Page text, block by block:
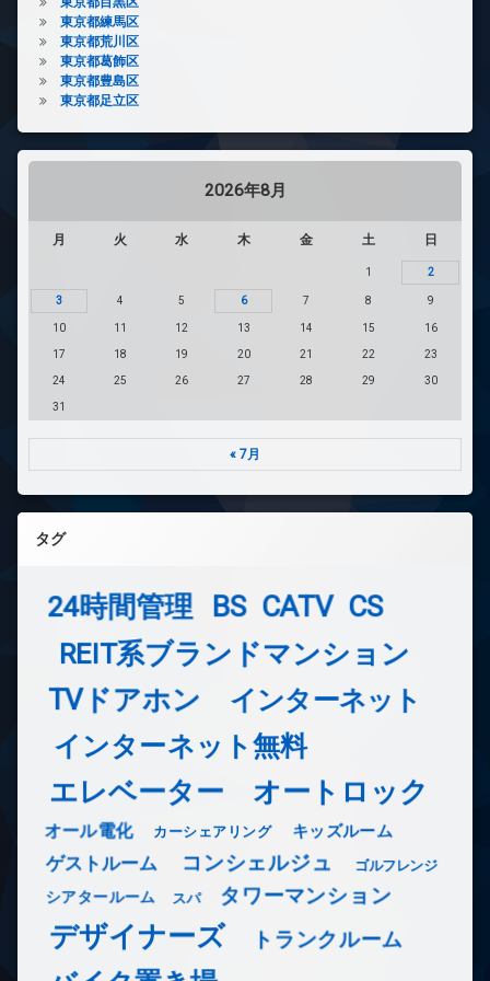
東京都練馬区
東京都荒川区
東京都葛飾区
東京都豊島区
東京都足立区
2026年8月
月 火 水 木 金 土 日
1 2
3 4 5 6 7 8 9
10 11 12 13 14 15 16
17 18 19 20 21 22 23
24 25 26 27 28 29 30
31
« 7月
タグ
24時間管理 BS CATV CS
REIT系ブランドマンション
TVドアホン インターネット
インターネット無料
エレベーター オートロック
オール電化 カーシェアリング キッズルーム
ゲストルーム コンシェルジュ ゴルフレンジ
シアタールーム スパ タワーマンション
デザイナーズ トランクルーム